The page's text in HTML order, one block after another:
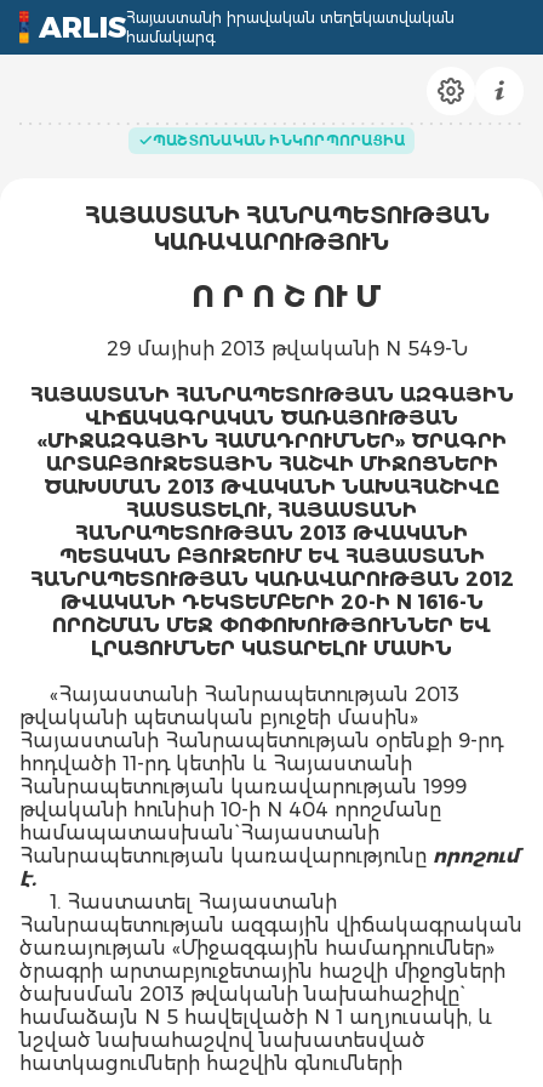
ARLISՀայաստանի իրավական տեղեկատվական
համակարգ
ՊԱՇՏՈՆԱԿԱՆ ԻՆԿՈՐՊՈՐԱՑԻԱ
ՀԱՅԱՍՏԱՆԻ ՀԱՆՐԱՊԵՏՈՒԹՅԱՆ
ԿԱՌԱՎԱՐՈՒԹՅՈՒՆ
Ո Ր Ո Շ ՈՒ Մ
29 մայիսի 2013 թվականի N 549-Ն
ՀԱՅԱՍՏԱՆԻ ՀԱՆՐԱՊԵՏՈՒԹՅԱՆ ԱԶԳԱՅԻՆ
ՎԻՃԱԿԱԳՐԱԿԱՆ ԾԱՌԱՅՈՒԹՅԱՆ
«ՄԻՋԱԶԳԱՅԻՆ ՀԱՄԱԴՐՈՒՄՆԵՐ» ԾՐԱԳՐԻ
ԱՐՏԱԲՅՈՒՋԵՏԱՅԻՆ ՀԱՇՎԻ ՄԻՋՈՑՆԵՐԻ
ԾԱԽՍՄԱՆ 2013 ԹՎԱԿԱՆԻ ՆԱԽԱՀԱՇԻՎԸ
ՀԱՍՏԱՏԵԼՈՒ, ՀԱՅԱՍՏԱՆԻ
ՀԱՆՐԱՊԵՏՈՒԹՅԱՆ 2013 ԹՎԱԿԱՆԻ
ՊԵՏԱԿԱՆ ԲՅՈՒՋԵՈՒՄ ԵՎ ՀԱՅԱՍՏԱՆԻ
ՀԱՆՐԱՊԵՏՈՒԹՅԱՆ ԿԱՌԱՎԱՐՈՒԹՅԱՆ 2012
ԹՎԱԿԱՆԻ ԴԵԿՏԵՄԲԵՐԻ 20-Ի N 1616-Ն
ՈՐՈՇՄԱՆ ՄԵՋ ՓՈՓՈԽՈՒԹՅՈՒՆՆԵՐ ԵՎ
ԼՐԱՑՈՒՄՆԵՐ ԿԱՏԱՐԵԼՈՒ ՄԱՍԻՆ
«Հայաստանի Հանրապետության 2013
թվականի պետական բյուջեի մասին»
Հայաստանի Հանրապետության օրենքի 9-րդ
հոդվածի 11-րդ կետին և Հայաստանի
Հանրապետության կառավարության 1999
թվականի հունիսի 10-ի N 404 որոշմանը
համապատասխան` Հայաստանի
Հանրապետության կառավարությունը որոշում
է.
1. Հաստատել Հայաստանի
Հանրապետության ազգային վիճակագրական
ծառայության «Միջազգային համադրումներ»
ծրագրի արտաբյուջետային հաշվի միջոցների
ծախսման 2013 թվականի նախահաշիվը`
համաձայն N 5 հավելվածի N 1 աղյուսակի, և
նշված նախահաշվով նախատեսված
հատկացումների հաշվին գնումների